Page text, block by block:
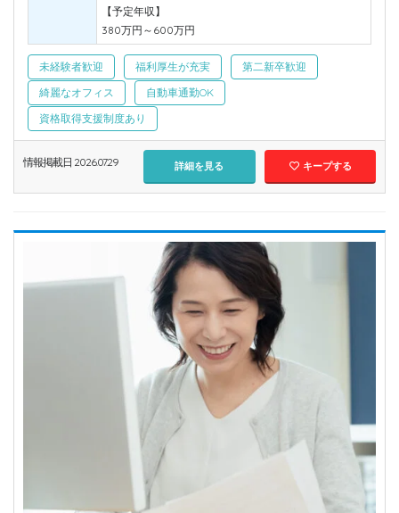
【予定年収】
380万円～600万円
未経験者歓迎 福利厚生が充実
第二新卒歓迎
綺麗なオフィス
自動車通勤OK
資格取得支援制度あり
情報掲載日 2026.07.29 詳細を見る キープする